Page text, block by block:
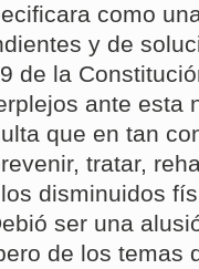
como
y de
de la
ante esta
que en tan
tratar,
disminuidos
ser una
de los temas